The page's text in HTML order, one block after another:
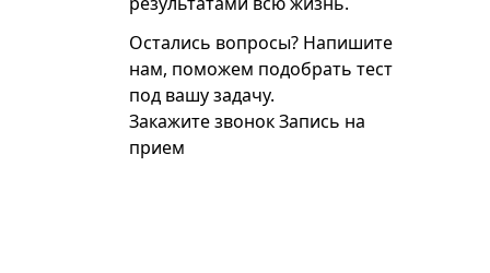
Остались вопросы? Напишите
нам, поможем подобрать тест
под вашу задачу.
Закажите звонокЗапись на
прием